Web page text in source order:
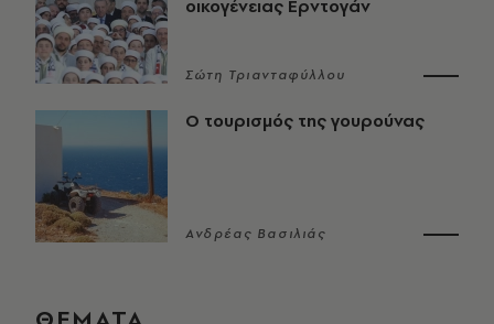
οικογένειας Ερντογάν
Σώτη Τριανταφύλλου
Ο τουρισμός της γουρούνας
Ανδρέας Βασιλιάς